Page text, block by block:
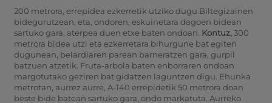
200 metrora, errepidea ezkerretik utziko dugu Biltegizainen
bidegurutzean, eta, ondoren, eskuinetara dagoen bidean
sartuko gara, aterpea duen etxe baten ondoan. Kontuz,300
metrora bidea utzi eta ezkerretara bihurgune bat egiten
dugunean, belardiaren parean barneratzen gara, gurpil
batzuen atzetik. Fruta-arbola baten enborraren ondoan
margotutako geziren bat gidatzen laguntzen digu. Ehunka
metrotan, aurrez aurre, A-140 errepidetik 50 metrora doan
beste bide batean sartuko gara, ondo markatuta. Aurreko